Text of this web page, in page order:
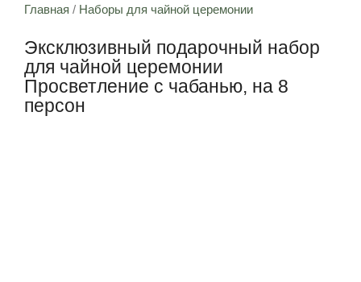
Главная / Наборы для чайной церемонии
Эксклюзивный подарочный набор
для чайной церемонии
Просветление с чабанью, на 8
персон